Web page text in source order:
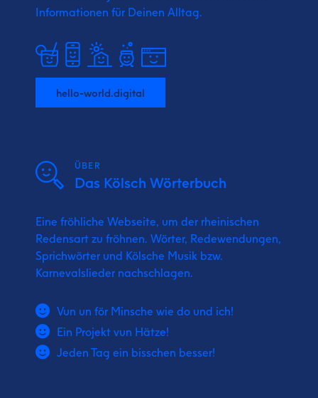
Informationen für Deinen Alltag.
hello-world.digital
ÜBER
Das Kölsch Wörterbuch
Eine fröhliche Webseite, um der rheinischen
Redensart zu fröhnen. Wörter, Redewendungen,
Sprichwörter und Kölsche Musik bzw.
Karnevalslieder nachschlagen.
Vun un för Minsche wie do und ich!
Ein Projekt vun Hätze!
Jeden Tag ein bisschen besser!